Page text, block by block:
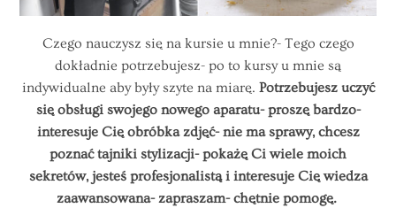
Czego nauczysz się na kursie u mnie?- Tego czego
dokładnie potrzebujesz- po to kursy u mnie są
indywidualne aby były szyte na miarę. Potrzebujesz uczyć
się obsługi swojego nowego aparatu- proszę bardzo-
interesuje Cię obróbka zdjęć- nie ma sprawy, chcesz
poznać tajniki stylizacji- pokażę Ci wiele moich
sekretów, jesteś profesjonalistą i interesuje Cię wiedza
zaawansowana- zapraszam- chętnie pomogę.